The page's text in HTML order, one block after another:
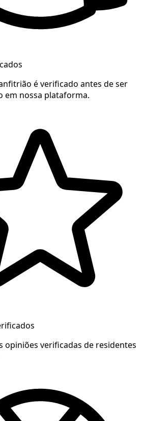
é verificado antes de ser
em nossa plataforma.
opiniões verificadas de residentes